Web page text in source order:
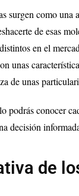
surgen como una
de esas
en el
unas
de unas
podrás conocer
decisión
de